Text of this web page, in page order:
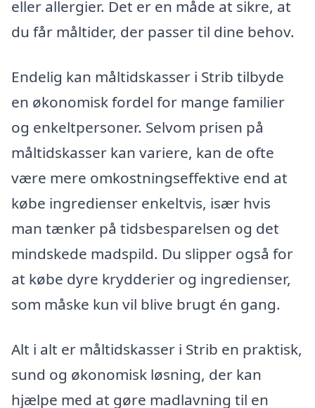
eller allergier. Det er en måde at sikre, at
du får måltider, der passer til dine behov.
Endelig kan måltidskasser i Strib tilbyde
en økonomisk fordel for mange familier
og enkeltpersoner. Selvom prisen på
måltidskasser kan variere, kan de ofte
være mere omkostningseffektive end at
købe ingredienser enkeltvis, især hvis
man tænker på tidsbesparelsen og det
mindskede madspild. Du slipper også for
at købe dyre krydderier og ingredienser,
som måske kun vil blive brugt én gang.
Alt i alt er måltidskasser i Strib en praktisk,
sund og økonomisk løsning, der kan
hjælpe med at gøre madlavning til en